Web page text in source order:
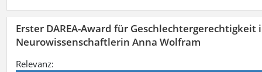
Erster DAREA-Award für
Neurowissenschaftlerin Anna Wolfram
Relevanz: